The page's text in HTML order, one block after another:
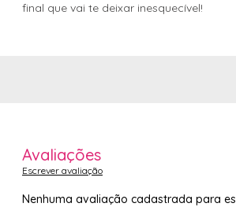
final que vai te deixar inesquecível!
Avaliações
Escrever avaliação
Nenhuma avaliação cadastrada para